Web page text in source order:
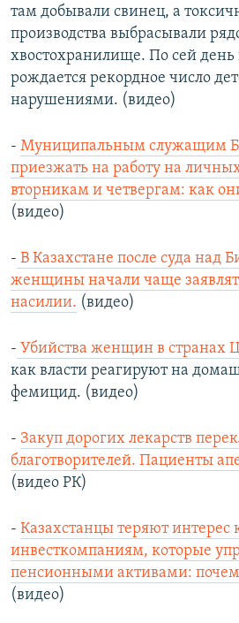
там добывали свинец, а
производства выбрасывали
хвостохранилище. По сей день
рождается рекордное число
нарушениями. (видео)
- Муниципальным служащим
приезжать на работу на
вторникам и четвергам: как
(видео)
- В Казахстане после суда
женщины начали чаще
насилии. (видео)
- Убийства женщин в странах
как власти реагируют на
фемицид. (видео)
- Закуп дорогих лекарств
благотворителей. Пациенты
(видео РК)
- Казахстанцы теряют интерес
инвесткомпаниям, которые
пенсионными активами:
(видео)